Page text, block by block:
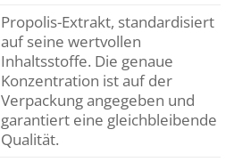
Propolis-Extrakt, standardisiert
auf seine wertvollen
Inhaltsstoffe. Die genaue
Konzentration ist auf der
Verpackung angegeben und
garantiert eine gleichbleibende
Qualität.